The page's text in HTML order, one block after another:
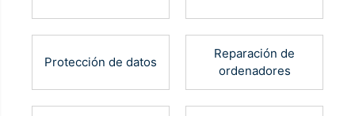
Protección de datos
Reparación de
ordenadores